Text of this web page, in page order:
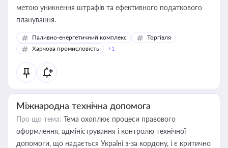
метою уникнення штрафів та ефективного податкового
планування.
Паливно-енергетичний комплекс
Торгівля
Харчова промисловість
+1
Міжнародна технічна допомога
Про що тема: Тема охоплює процеси правового
оформлення, адміністрування і контролю технічної
допомоги, що надається Україні з-за кордону, і є критично